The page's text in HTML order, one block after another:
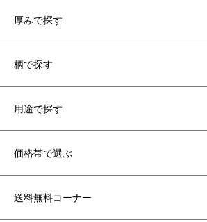
厚みで探す
柄で探す
用途で探す
価格帯で選ぶ
送料無料コーナー